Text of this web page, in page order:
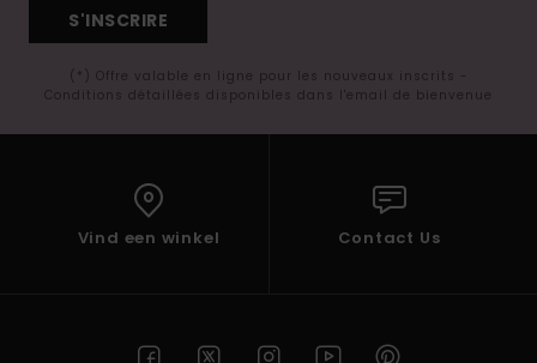
S'INSCRIRE
(*) Offre valable en ligne pour les nouveaux inscrits -
Conditions détaillées disponibles dans l'email de bienvenue
Vind een winkel Contact Us